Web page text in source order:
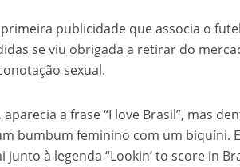
publicidade que associa o
se viu obrigada a retirar do
sexual.
a frase “I love Brasil”, mas
bumbum feminino com um biquíni.
à legenda “Lookin’ to score in